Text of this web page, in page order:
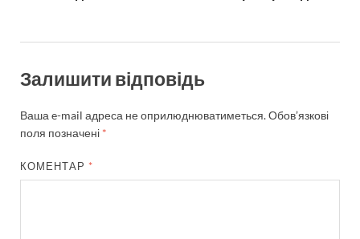
Залишити відповідь
Ваша e-mail адреса не оприлюднюватиметься.Обов’язкові
поля позначені *
КОМЕНТАР *